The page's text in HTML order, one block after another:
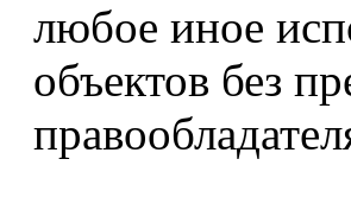
любое иное
объектов без